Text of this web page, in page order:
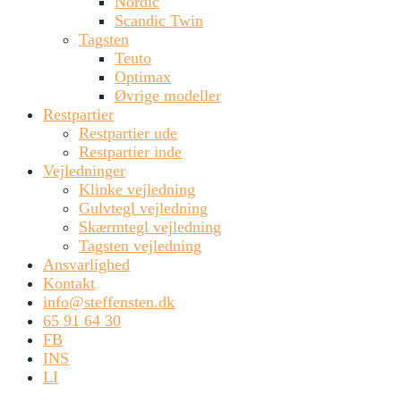
Scandic Twin
Tagsten
Teuto
Optimax
Øvrige modeller
Restpartier
Restpartier ude
Restpartier inde
Vejledninger
Klinke vejledning
Gulvtegl vejledning
Skærmtegl vejledning
Tagsten vejledning
Ansvarlighed
Kontakt
info@steffensten.dk
65 91 64 30
FB
INS
LI